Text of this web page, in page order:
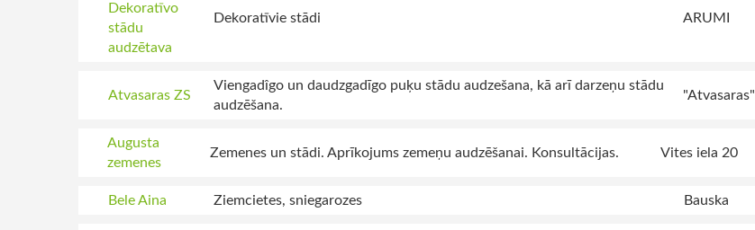
Dekoratīvo
stādu
audzētava
Dekoratīvie stādi ARUMI
Atvasaras ZS
Viengadîgo un daudzgadīgo puķu stādu audzešana, kā arī darzeņu stādu
audzēšana.
"Atvasaras"
Augusta
zemenes
Zemenes un stādi. Aprīkojums zemeņu audzēšanai. Konsultācijas. Vites iela 20
Bele Aina Ziemcietes, sniegarozes Bauska